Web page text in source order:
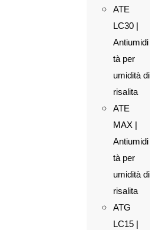
ATE
LC30 |
Antiumidi
tà per
umidità di
risalita
ATE
MAX |
Antiumidi
tà per
umidità di
risalita
ATG
LC15 |